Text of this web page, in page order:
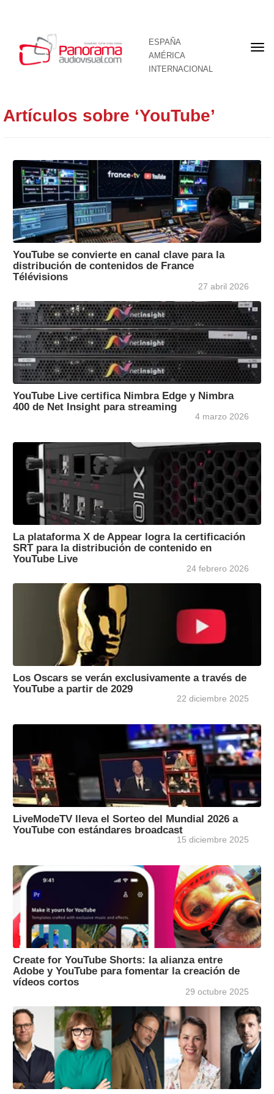
ESPAÑA
AMÉRICA
INTERNACIONAL
Artículos sobre ‘YouTube’
YouTube se convierte en canal clave para la
distribución de contenidos de France
Télévisions
27 abril 2026
YouTube Live certifica Nimbra Edge y Nimbra
400 de Net Insight para streaming
4 marzo 2026
La plataforma X de Appear logra la certificación
SRT para la distribución de contenido en
YouTube Live
24 febrero 2026
Los Oscars se verán exclusivamente a través de
YouTube a partir de 2029
22 diciembre 2025
LiveModeTV lleva el Sorteo del Mundial 2026 a
YouTube con estándares broadcast
15 diciembre 2025
Create for YouTube Shorts: la alianza entre
Adobe y YouTube para fomentar la creación de
vídeos cortos
29 octubre 2025